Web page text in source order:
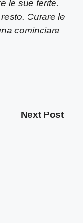
le sue ferite.
Curare le
cominciare
Next Post